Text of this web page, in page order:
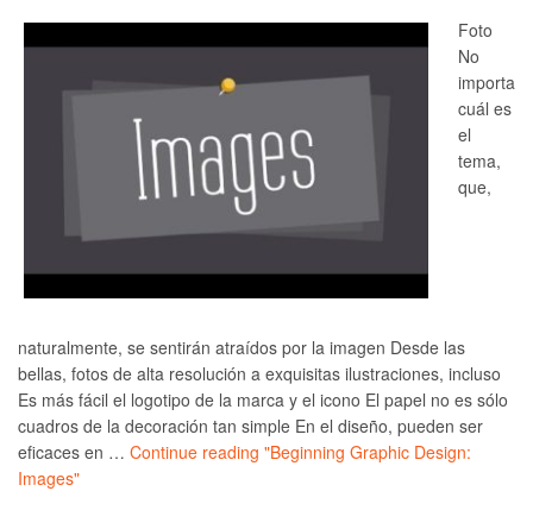
Foto
No
importa
cuál es
el
tema,
que,
naturalmente, se sentirán atraídos por la imagen Desde las
bellas, fotos de alta resolución a exquisitas ilustraciones, incluso
Es más fácil el logotipo de la marca y el icono El papel no es sólo
cuadros de la decoración tan simple En el diseño, pueden ser
eficaces en … Continue reading "Beginning Graphic Design:
Images"